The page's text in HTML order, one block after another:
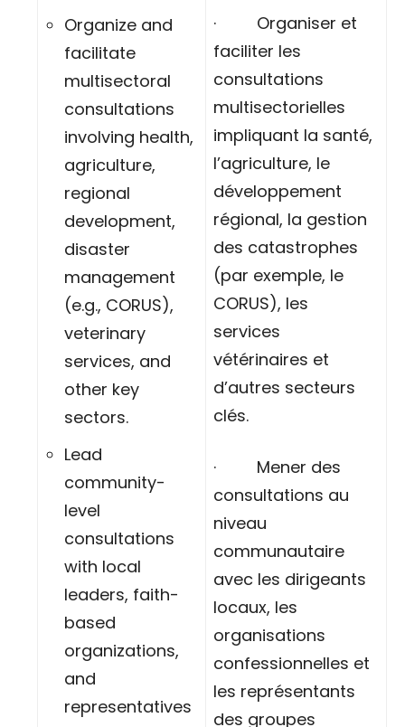
Organize and
facilitate
multisectoral
consultations
involving health,
agriculture,
regional
development,
disaster
management
(e.g., CORUS),
veterinary
services, and
other key
sectors.
Lead
community-
level
consultations
with local
leaders, faith-
based
organizations,
and
representatives
· Organiser et
faciliter les
consultations
multisectorielles
impliquant la santé,
l’agriculture, le
développement
régional, la gestion
des catastrophes
(par exemple, le
CORUS), les
services
vétérinaires et
d’autres secteurs
clés.
· Mener des
consultations au
niveau
communautaire
avec les dirigeants
locaux, les
organisations
confessionnelles et
les représentants
des groupes